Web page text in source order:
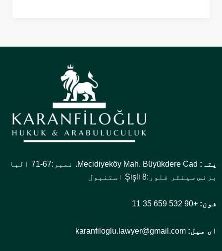
پتہ:
Mecidiyeköy Mah. Büyükdere Cad. نمبر:67-71 البا
بزنس سینٹر فلور:8 Şişli استنبول
فون: +90 532 659 35 11
ای میل: karanfiloglu.lawyer@gmail.com